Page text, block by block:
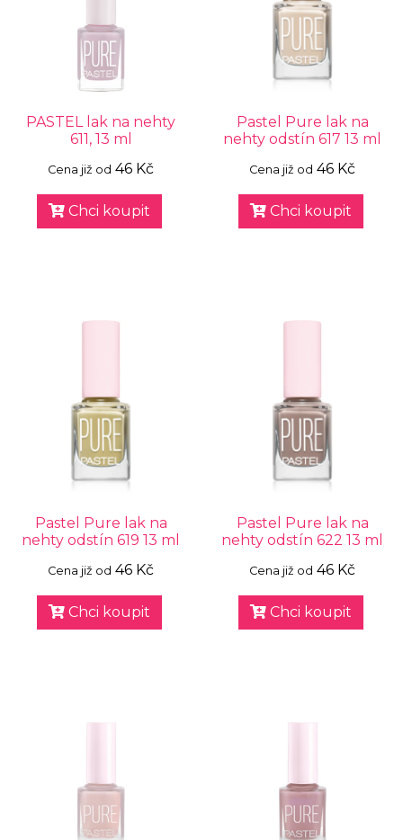
PASTEL lak na nehty
611, 13 ml
Cena již od 46 Kč
Chci koupit
Pastel Pure lak na
nehty odstín 617 13 ml
Cena již od 46 Kč
Chci koupit
Pastel Pure lak na
nehty odstín 619 13 ml
Cena již od 46 Kč
Chci koupit
Pastel Pure lak na
nehty odstín 622 13 ml
Cena již od 46 Kč
Chci koupit